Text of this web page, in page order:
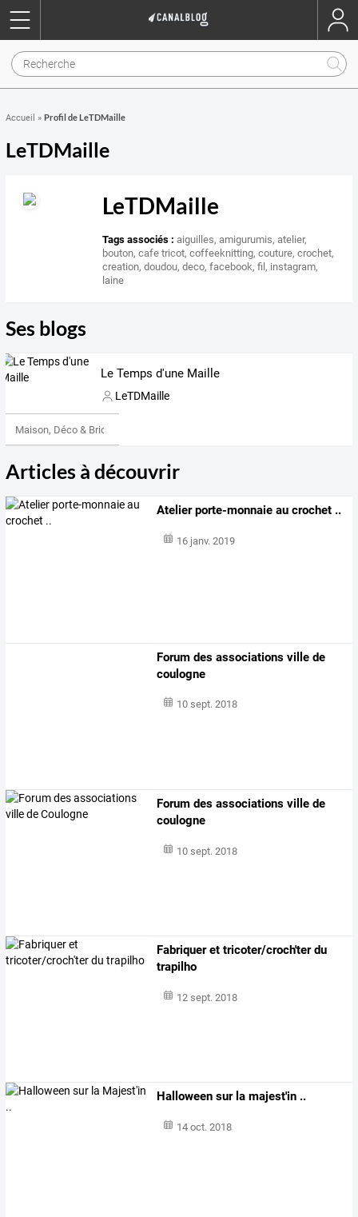
Accueil » Profil de LeTDMaille
LeTDMaille
LeTDMaille
Tags associés : aiguilles,amigurumis,atelier,
bouton,cafe tricot,coffeeknitting,couture,crochet,
creation,doudou,deco,facebook,fil, instagram,
laine
Ses blogs
Le Temps d'une Maille
LeTDMaille
Maison, Déco & Bricolage
Articles à découvrir
Atelier porte-monnaie au crochet ..
16 janv. 2019
Forum des associations ville de
coulogne
10 sept. 2018
Forum des associations ville de
coulogne
10 sept. 2018
Fabriquer et tricoter/croch'ter du
trapilho
12 sept. 2018
Halloween sur la majest'in ..
14 oct. 2018